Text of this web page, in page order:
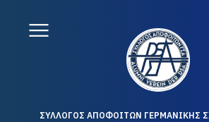
ΣΥΛΛΟΓΟΣ ΑΠΟΦΟΙΤΩΝ ΓΕΡΜΑΝΙΚΗΣ